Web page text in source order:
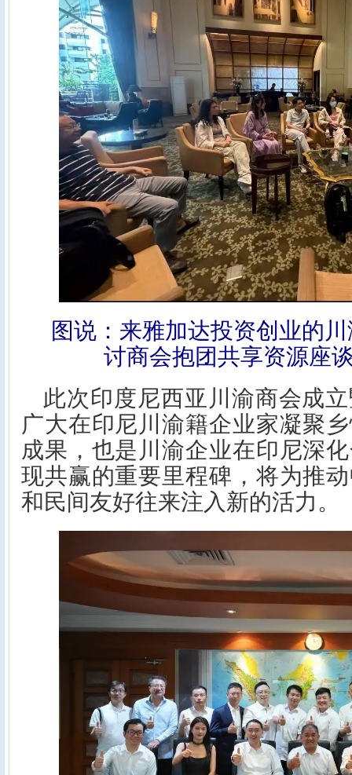
图说：来雅加达投资创业的
讨商会抱团共享资源座
此次印度尼西亚川渝商会成
广大在印尼川渝籍企业家凝聚
成果，也是川渝企业在印尼深
现共赢的重要里程碑，将为推
和民间友好往来注入新的活力。